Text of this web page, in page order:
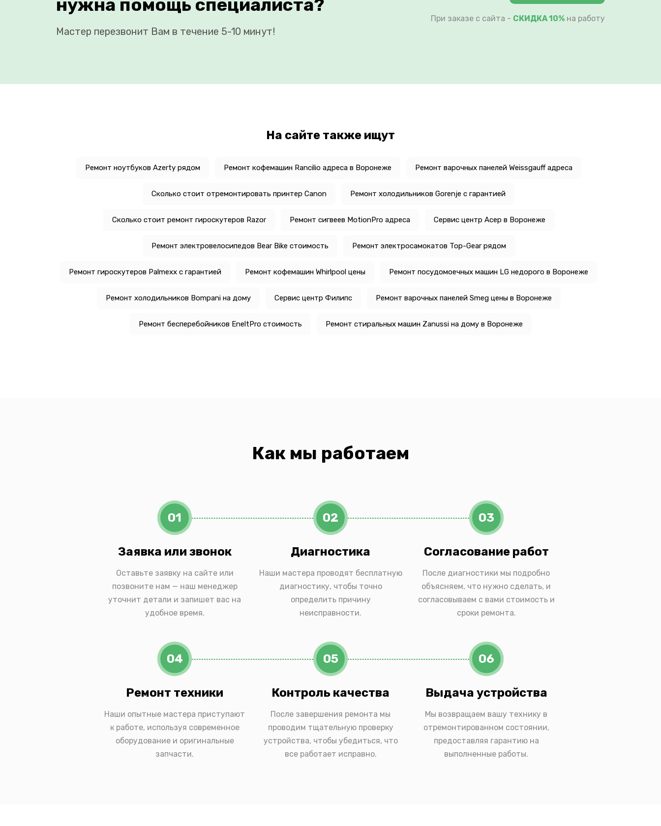
нужна помощь специалиста?
Мастер перезвонит Вам в течение 5-10 минут!
При заказе с сайта - СКИДКА 10% на работу
На сайте также ищут
Ремонт ноутбуков Azerty рядом Ремонт кофемашин Rancilio адреса в Воронеже Ремонт варочных панелей Weissgauff адреса
Сколько стоит отремонтировать принтер Canon Ремонт холодильников Gorenje с гарантией
Сколько стоит ремонт гироскутеров Razor Ремонт сигвеев MotionPro адреса Сервис центр Асер в Воронеже
Ремонт электровелосипедов Bear Bike стоимость Ремонт электросамокатов Top-Gear рядом
Ремонт гироскутеров Palmexx с гарантией Ремонт кофемашин Whirlpool цены Ремонт посудомоечных машин LG недорого в Воронеже
Ремонт холодильников Bompani на дому Сервис центр Филипс Ремонт варочных панелей Smeg цены в Воронеже
Ремонт бесперебойников EneltPro стоимость Ремонт стиральных машин Zanussi на дому в Воронеже
Как мы работаем
01
Заявка или звонок
Оставьте заявку на сайте или
позвоните нам — наш менеджер
уточнит детали и запишет вас на
удобное время.
02
Диагностика
Наши мастера проводят бесплатную
диагностику, чтобы точно
определить причину
неисправности.
03
Согласование работ
После диагностики мы подробно
объясняем, что нужно сделать, и
согласовываем с вами стоимость и
сроки ремонта.
04
Ремонт техники
Наши опытные мастера приступают
к работе, используя современное
оборудование и оригинальные
запчасти.
05
Контроль качества
После завершения ремонта мы
проводим тщательную проверку
устройства, чтобы убедиться, что
все работает исправно.
06
Выдача устройства
Мы возвращаем вашу технику в
отремонтированном состоянии,
предоставляя гарантию на
выполненные работы.